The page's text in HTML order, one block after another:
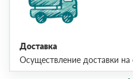
Доставка
Осуществление доставки на